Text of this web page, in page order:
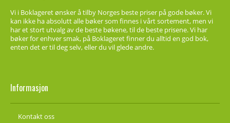
Vi i Boklageret ønsker å tilby Norges beste priser på gode bøker. Vi
kan ikke ha absolutt alle bøker som finnes i vårt sortement, men vi
har et stort utvalg av de beste bøkene, til de beste prisene. Vi har
bøker for enhver smak, på Boklageret finner du alltid en god bok,
enten det er til deg selv, eller du vil glede andre.
Informasjon
Kontakt oss